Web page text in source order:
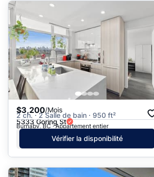
$3,200/Mois
2 ch. · 2 Salle de bain · 950 ft²
5333 Goring St
Burnaby, BC · Appartement entier
Vérifier la disponibilité